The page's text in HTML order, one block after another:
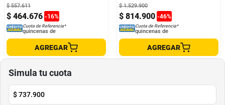
$ 464.676 -16%
$ 557.611
Cuota de Referencia*
quincenas de
AGREGAR
$ 814.900 -46%
$ 1.529.900
Cuota de Referencia*
quincenas de
AGREGAR
Simula tu cuota
$737.900